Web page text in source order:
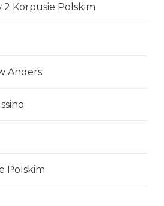
Korpusie Polskim
Anders
Polskim